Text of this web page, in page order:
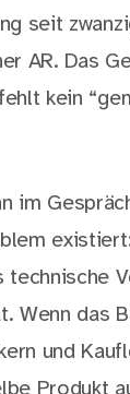
seit
AR. Das
kein
im
technische
Wenn das
und
Produkt